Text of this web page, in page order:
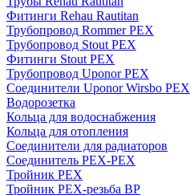
Фитинги Rehau Rautitan
Трубопровод Rommer PEX
Трубопровод Stout PEX
Фитинги Stout PEX
Трубопровод Uponor PEX
Соединители Uponor Wirsbo PEX
Водорозетка
Кольца для водоснабжения
Кольца для отопления
Соединители для радиаторов
Соединитель PEX-PEX
Тройник PEX
Тройник PEX-резьба ВР